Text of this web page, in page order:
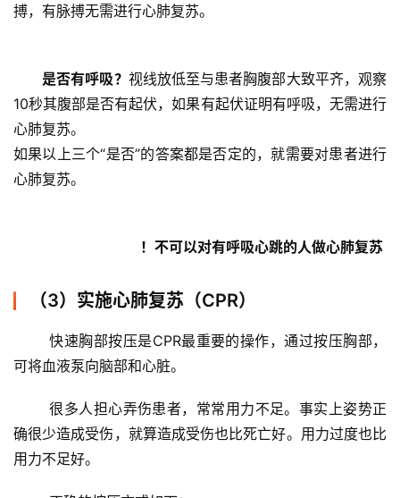
搏，有脉搏无需进行心肺复苏。
	是否有呼吸？
视线放低至与患者胸腹部大致平齐，观察
10秒其腹部是否有起伏，如果有起伏证明有呼吸，无需进行
心肺复苏。
如果以上三个“是否”的答案都是否定的，就需要对患者进行
心肺复苏。
	！不可以对有呼吸心跳的人做心肺复苏
（3）实施心肺复苏（CPR）
	快速胸部按压是CPR最重要的操作，通过按压胸部，
可将血液泵向脑部和心脏。
	很多人担心弄伤患者，常常用力不足。事实上姿势正
确很少造成受伤，就算造成受伤也比死亡好。用力过度也比
用力不足好。